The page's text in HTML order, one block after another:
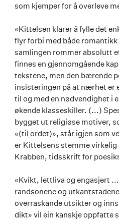
som kjemper for å overleve
«Kittelsen klarer å fylle det
flyr forbi med både
samlingen rommer absolutt
finnes en gjennomgående
tekstene, men den bærende
insisteringen på at nærhet er
til og med en nødvendighet i
økende klasseskiller. (...)
bygget ut religiøse motiver,
«(til ordet)», står igjen som
er Kittelsens stemme virkelig
Krabben, tidsskrift for
«Kvikt, lettliva og engasjert
randsonene og
overraskande utsikter og
dikt» vil ein kanskje oppfatte